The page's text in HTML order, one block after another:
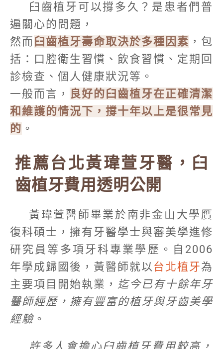
臼齒植牙可以撐多久？是患者們普
遍關心的問題，
然而 臼齒植牙壽命取決於多種因素 ，包
括：口腔衛生習慣、飲食習慣、定期回
診檢查、個人健康狀況等。
一般而言， 良好的臼齒植牙在正確清潔
和維護的情況下，撐十年以上是很常見
的 。
推薦台北黃瑋萱牙醫，臼
齒植牙費用透明公開
黃瑋萱醫師畢業於南非金山大學贋
復科碩士，擁有牙醫學士與審美學進修
研究員等多項牙科專業學歷。自2006
年學成歸國後，黃醫師就以 台北植牙為
主要項目開始執業， 迄今已有十餘年牙
醫師經歷，擁有豐富的植牙與牙齒美學
經驗。
許多人會擔心臼齒植牙費用較高，